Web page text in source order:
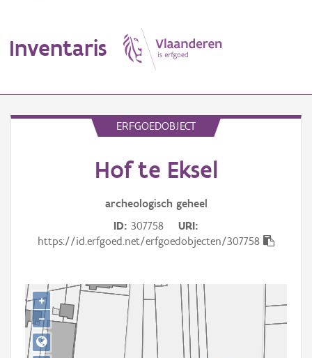
Inventaris
Gebeurtenis
Persoon of collectief
Downloads
ERFGOEDOBJECT
Hof te Eksel
archeologisch geheel
ID 307758
URI
https://id.erfgoed.net/erfgoedobjecten/307758
+
−